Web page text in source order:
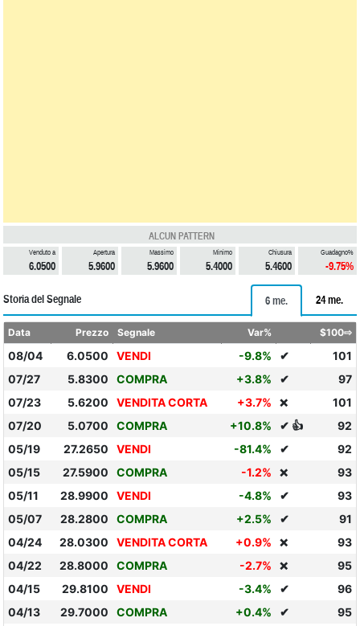
ALCUN PATTERN
Venduto a
6.0500
Apertura
5.9600
Massimo
5.9600
Minimo
5.4000
Chiusura
5.4600
Guadagno%
-9.75%
Storia del Segnale 6 me. 24 me.
Data Prezzo Segnale Var% $100⇨
08/04 6.0500 VENDI -9.8% ✔
101
07/27
5.8300 COMPRA +3.8% ✔
97
07/23
5.6200 VENDITA CORTA +3.7% ❌
101
07/20
5.0700 COMPRA +10.8% ✔ 👍
92
05/19
27.2650 VENDI -81.4% ✔
92
05/15
27.5900 COMPRA -1.2% ❌
93
05/11
28.9900 VENDI -4.8% ✔
93
05/07
28.2800 COMPRA +2.5% ✔
91
04/24
28.0300 VENDITA CORTA +0.9% ❌
93
04/22
28.8000 COMPRA -2.7% ❌
95
04/15
29.8100 VENDI -3.4% ✔
96
04/13
29.7000 COMPRA +0.4% ✔
95